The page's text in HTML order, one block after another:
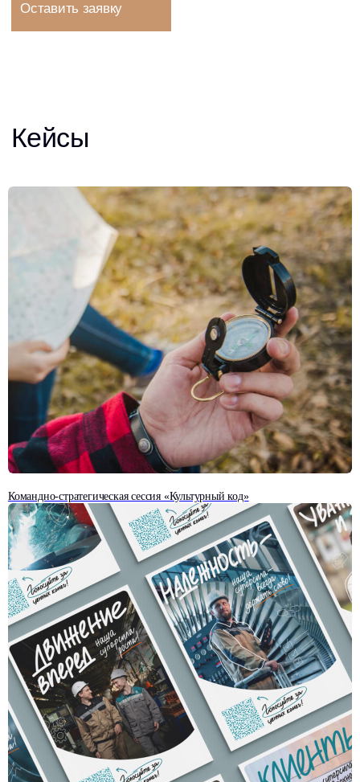
Командно-стратегическая сессия «Культурный код»
ЭКСПЕРТНЫЕ МАТЕРИАЛЫ